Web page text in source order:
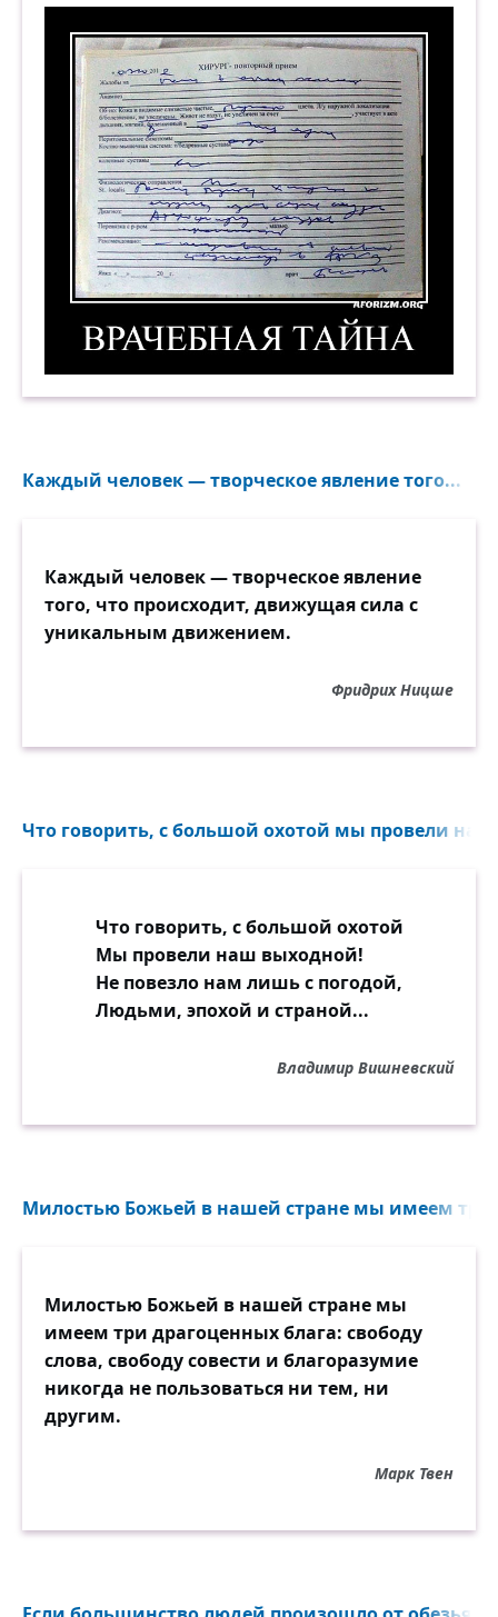
Каждый человек — творческое явление того...
Каждый человек — творческое явление
того, что происходит, движущая сила с
уникальным движением.
Фридрих Ницше
Что говорить, с большой охотой мы провели
Что говорить, с большой охотой
Мы провели наш выходной!
Не повезло нам лишь с погодой,
Людьми, эпохой и страной...
Владимир Вишневский
Милостью Божьей в нашей стране мы имеем три
Милостью Божьей в нашей стране мы
имеем три драгоценных блага: свободу
слова, свободу совести и благоразумие
никогда не пользоваться ни тем, ни
другим.
Марк Твен